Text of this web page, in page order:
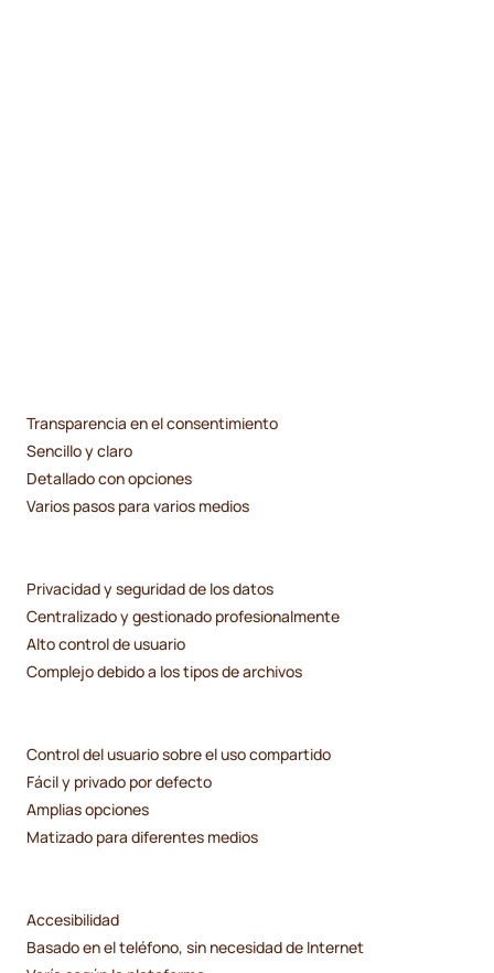
Transparencia en el consentimiento
Sencillo y claro
Detallado con opciones
Varios pasos para varios medios
Privacidad y seguridad de los datos
Centralizado y gestionado profesionalmente
Alto control de usuario
Complejo debido a los tipos de archivos
Control del usuario sobre el uso compartido
Fácil y privado por defecto
Amplias opciones
Matizado para diferentes medios
Accesibilidad
Basado en el teléfono, sin necesidad de Internet